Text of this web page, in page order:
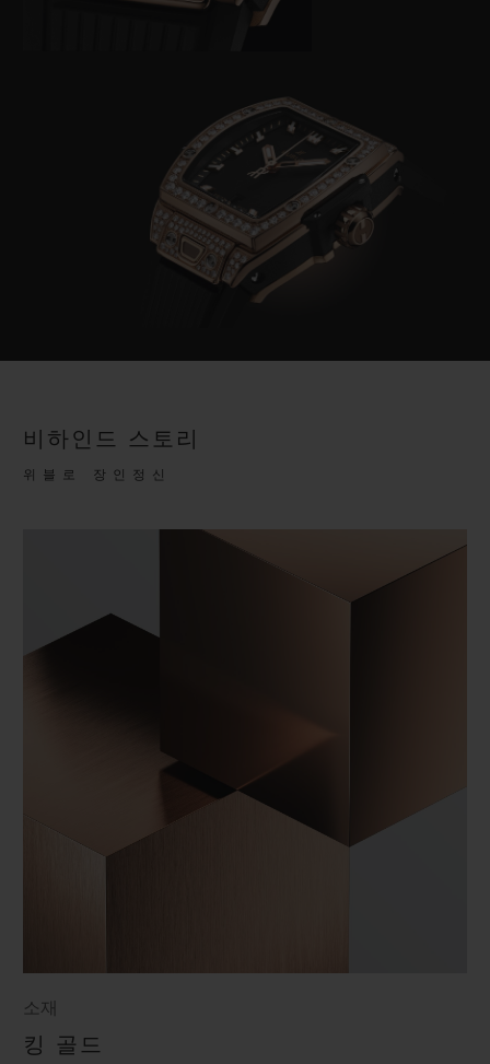
비하인드 스토리
위블로 장인정신
소재
킹 골드